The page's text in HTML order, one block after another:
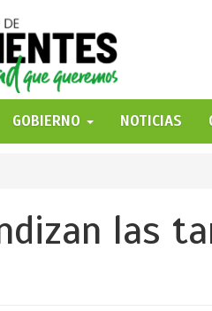
GOBIERNO NOTICIAS
las